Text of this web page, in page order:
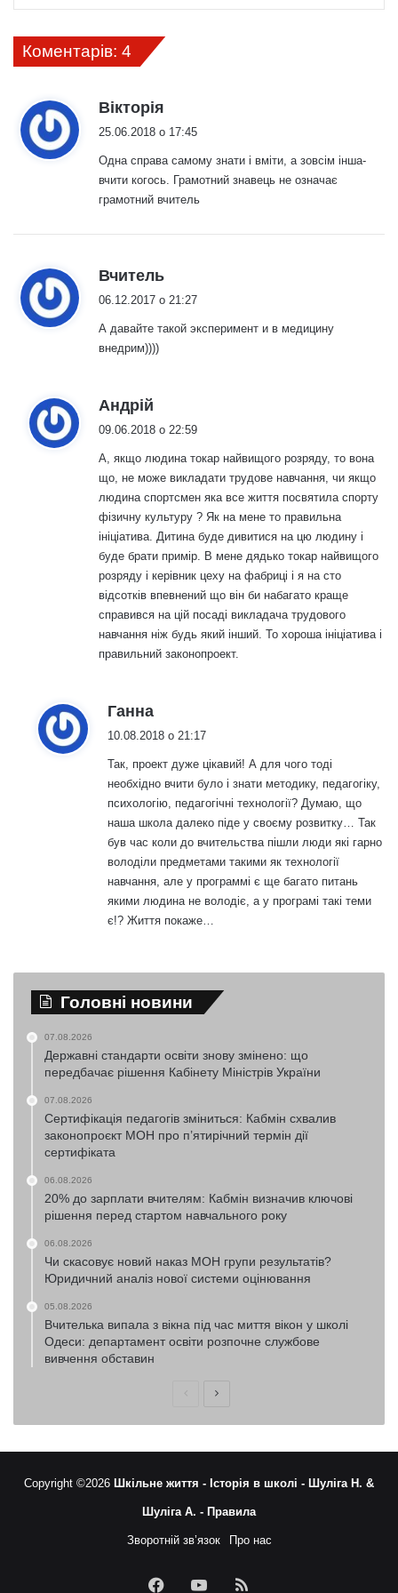
Коментарів: 4
Вікторія
25.06.2018 о 17:45
Одна справа самому знати і вміти, а зовсім інша-
вчити когось. Грамотний знавець не означає
грамотний вчитель
Вчитель
06.12.2017 о 21:27
А давайте такой эксперимент и в медицину
внедрим))))
Андрій
09.06.2018 о 22:59
А, якщо людина токар найвищого розряду, то вона
що, не може викладати трудове навчання, чи якщо
людина спортсмен яка все життя посвятила спорту
фізичну культуру ? Як на мене то правильна
ініціатива. Дитина буде дивитися на цю людину і
буде брати примір. В мене дядько токар найвищого
розряду і керівник цеху на фабриці і я на сто
відсотків впевнений що він би набагато краще
справився на цій посаді викладача трудового
навчання ніж будь який інший. То хороша ініціатива і
правильний законопроект.
Ганна
10.08.2018 о 21:17
Так, проект дуже цікавий! А для чого тоді
необхідно вчити було і знати методику, педагогіку,
психологію, педагогічні технології? Думаю, що
наша школа далеко піде у своєму розвитку… Так
був час коли до вчительства пішли люди які гарно
володіли предметами такими як технології
навчання, але у программі є ще багато питань
якими людина не володіє, а у програмі такі теми
є!? Життя покаже…
Головні новини
07.08.2026
Державні стандарти освіти знову змінено: що
передбачає рішення Кабінету Міністрів України
07.08.2026
Сертифікація педагогів зміниться: Кабмін схвалив
законопроєкт МОН про п’ятирічний термін дії
сертифіката
06.08.2026
20% до зарплати вчителям: Кабмін визначив ключові
рішення перед стартом навчального року
06.08.2026
Чи скасовує новий наказ МОН групи результатів?
Юридичний аналіз нової системи оцінювання
05.08.2026
Вчителька випала з вікна під час миття вікон у школі
Одеси: департамент освіти розпочне службове
вивчення обставин
ПопередняНаступна
Copyright ©2026 Шкільне життя - Історія в школі - Шуліга Н. &
Шуліга А. - Правила
Зворотній зв’язок Про нас
FacebookYouTubeRSS